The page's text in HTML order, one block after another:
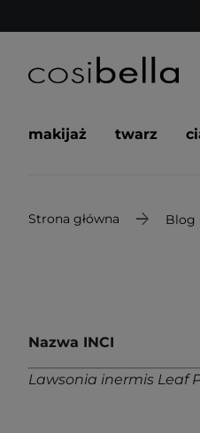
makijaż twarz
Strona główna Blog
Nazwa INCI
Lawsonia inermis Leaf